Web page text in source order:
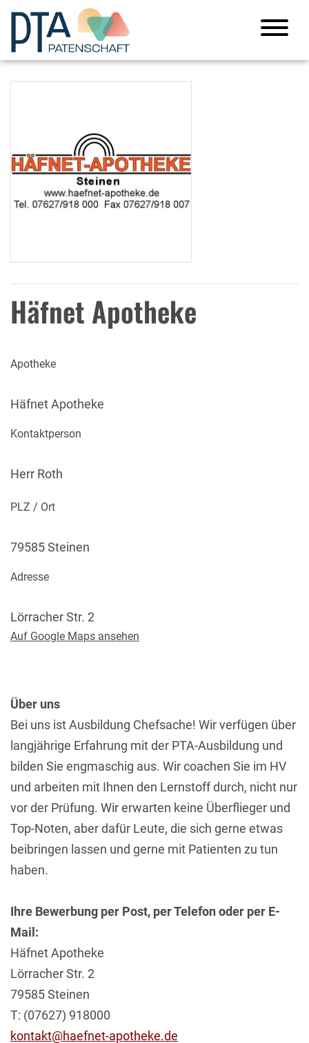
Häfnet Apotheke
Apotheke
Häfnet Apotheke
Kontaktperson
Herr Roth
PLZ / Ort
79585 Steinen
Adresse
Lörracher Str. 2
Auf Google Maps ansehen
Über uns
Bei uns ist Ausbildung Chefsache! Wir verfügen über
langjährige Erfahrung mit der PTA-Ausbildung und
bilden Sie engmaschig aus. Wir coachen Sie im HV
und arbeiten mit Ihnen den Lernstoff durch, nicht nur
vor der Prüfung. Wir erwarten keine Überflieger und
Top-Noten, aber dafür Leute, die sich gerne etwas
beibringen lassen und gerne mit Patienten zu tun
haben.
Ihre Bewerbung per Post, per Telefon oder per E-
Mail:
Häfnet Apotheke
Lörracher Str. 2
79585 Steinen
T: (07627) 918000
kontakt@haefnet-apotheke.de